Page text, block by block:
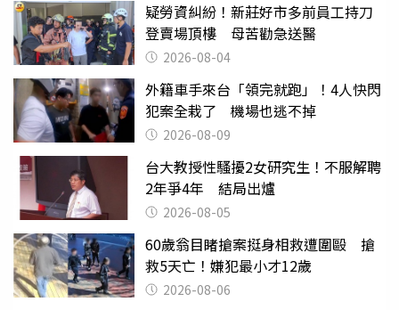
疑勞資糾紛！新莊好市多前員工持刀
登賣場頂樓 母苦勸急送醫
2026-08-04
外籍車手來台「領完就跑」！4人快閃
犯案全栽了 機場也逃不掉
2026-08-09
台大教授性騷擾2女研究生！不服解聘
2年爭4年 結局出爐
2026-08-05
60歲翁目睹搶案挺身相救遭圍毆 搶
救5天亡！嫌犯最小才12歲
2026-08-06